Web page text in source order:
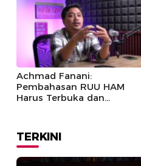
Achmad Fanani:
Pembahasan RUU HAM
Harus Terbuka dan
TERKINI